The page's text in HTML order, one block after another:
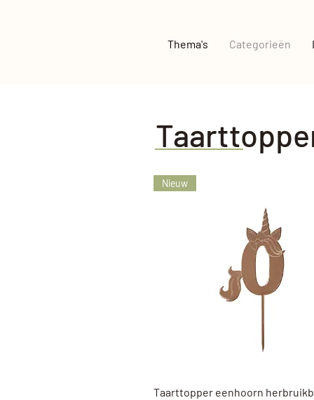
Thema's Categorieën
Snel overzicht
Nieuw
Taarttopper eenhoorn